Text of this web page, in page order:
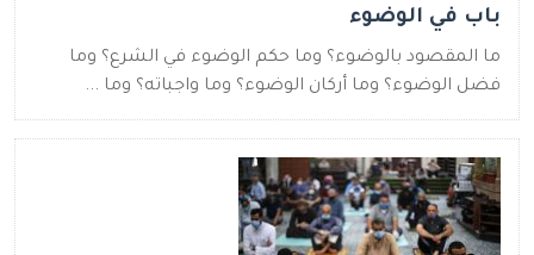
باب في الوضوء
ما المقصود بالوضوء؟ وما حكم الوضوء في الشرع؟ وما
فضل الوضوء؟ وما أركان الوضوء؟ وما واجباته؟ وما ...